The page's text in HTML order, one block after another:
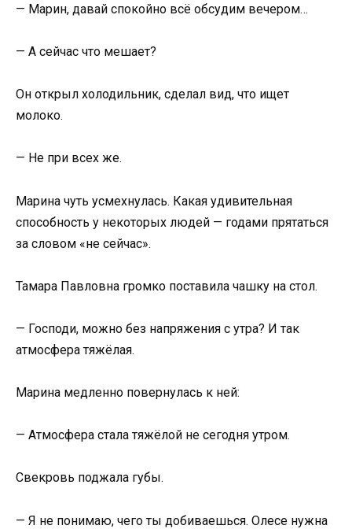
— Марин, давай спокойно всё обсудим вечером…
— А сейчас что мешает?
Он открыл холодильник, сделал вид, что ищет
молоко.
— Не при всех же.
Марина чуть усмехнулась. Какая удивительная
способность у некоторых людей — годами прятаться
за словом «не сейчас».
Тамара Павловна громко поставила чашку на стол.
— Господи, можно без напряжения с утра? И так
атмосфера тяжёлая.
Марина медленно повернулась к ней:
— Атмосфера стала тяжёлой не сегодня утром.
Свекровь поджала губы.
— Я не понимаю, чего ты добиваешься. Олесе нужна